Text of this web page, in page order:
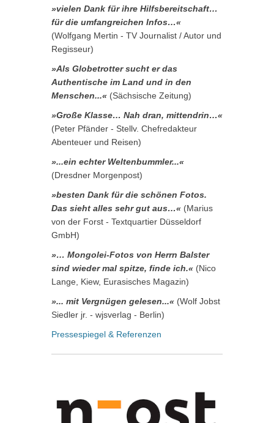
»vielen Dank für ihre Hilfsbereitschaft…
für die umfangreichen Infos…«
(Wolfgang Mertin - TV Journalist / Autor und
Regisseur)
»Als Globetrotter sucht er das
Authentische im Land und in den
Menschen...« (Sächsische Zeitung)
»Große Klasse… Nah dran, mittendrin…«
(Peter Pfänder - Stellv. Chefredakteur
Abenteuer und Reisen)
»...ein echter Weltenbummler...«
(Dresdner Morgenpost)
»besten Dank für die schönen Fotos.
Das sieht alles sehr gut aus…« (Marius
von der Forst - Textquartier Düsseldorf
GmbH)
»… Mongolei-Fotos von Herrn Balster
sind wieder mal spitze, finde ich.« (Nico
Lange, Kiew, Eurasisches Magazin)
»... mit Vergnügen gelesen...« (Wolf Jobst
Siedler jr. - wjsverlag - Berlin)
Pressespiegel & Referenzen